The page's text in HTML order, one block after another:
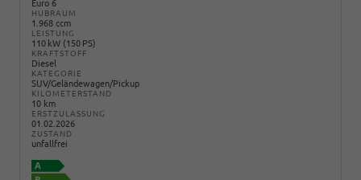
Euro 6
HUBRAUM
1.968 ccm
LEISTUNG
110 kW (150 PS)
KRAFTSTOFF
Diesel
KATEGORIE
SUV/Geländewagen/Pickup
KILOMETERSTAND
10 km
ERSTZULASSUNG
01.02.2026
ZUSTAND
unfallfrei